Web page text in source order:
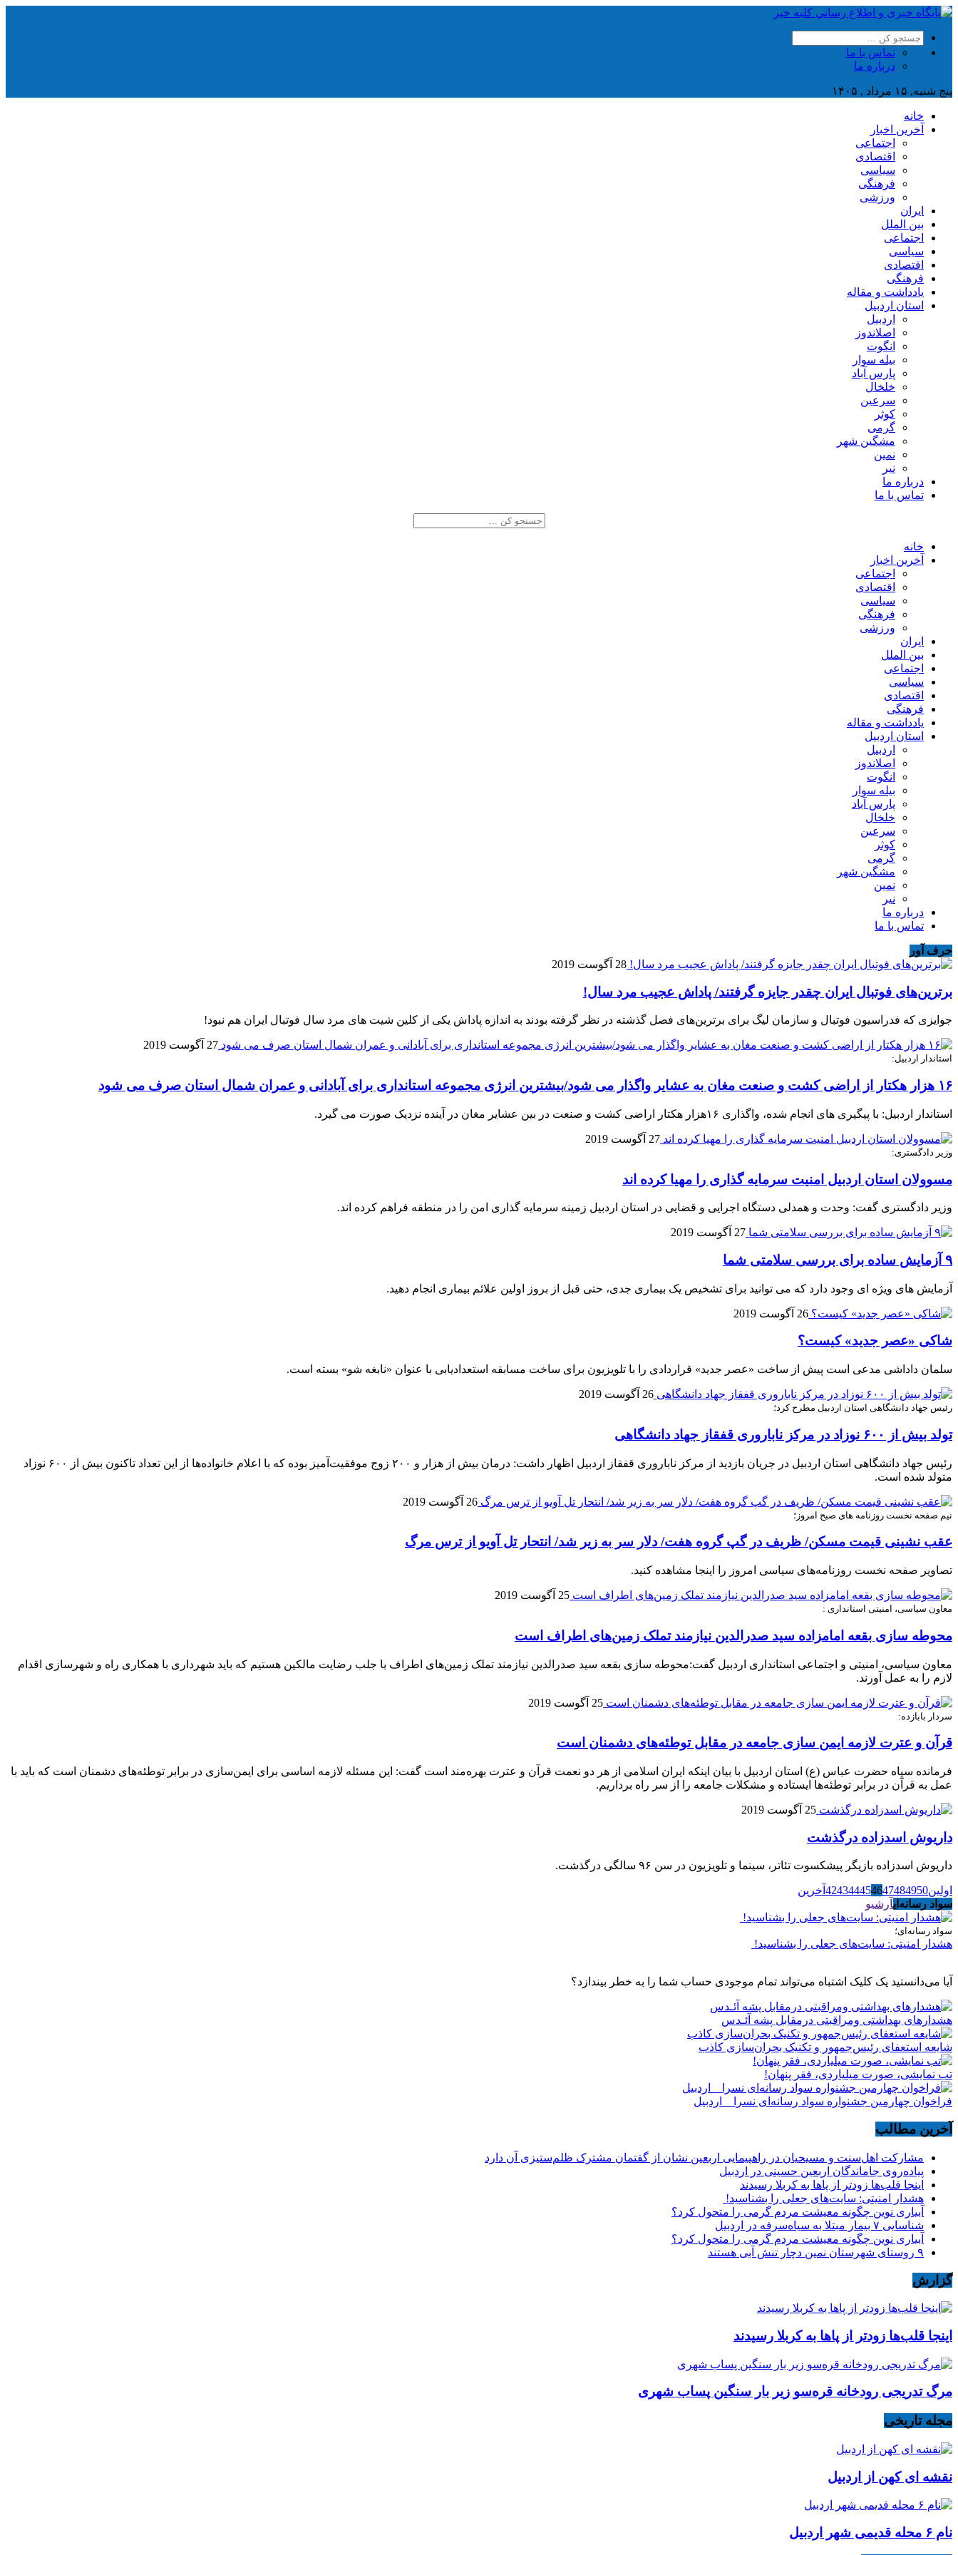
تماس با ما
درباره ما
پنج شنبه, ۱۵ مرداد , ۱۴۰۵
خانه
آخرین اخبار
اجتماعی
اقتصادی
سیاسی
فرهنگی
ورزشی
ایران
بین الملل
اجتماعی
سیاسی
اقتصادی
فرهنگی
یادداشت و مقاله
استان اردبیل
اردبیل
اصلاندوز
انگوت
بیله سوار
پارس آباد
خلخال
سرعین
کوثر
گرمی
مشگین شهر
نمین
نیر
درباره ما
تماس با ما
خانه
آخرین اخبار
اجتماعی
اقتصادی
سیاسی
فرهنگی
ورزشی
ایران
بین الملل
اجتماعی
سیاسی
اقتصادی
فرهنگی
یادداشت و مقاله
استان اردبیل
اردبیل
اصلاندوز
انگوت
بیله سوار
پارس آباد
خلخال
سرعین
کوثر
گرمی
مشگین شهر
نمین
نیر
درباره ما
تماس با ما
حرف آور
28 آگوست 2019
برترین‌های فوتبال ایران چقدر جایزه گرفتند/ پاداش عجیب مرد سال!
جوایزی که فدراسیون فوتبال و سازمان لیگ برای برترین‌های فصل گذشته در نظر گرفته بودند به اندازه پاداش یکی از کلین شیت های مرد سال فوتبال ایران هم نبود!
27 آگوست 2019
استاندار اردبیل:
۱۶ هزار هکتار از اراضی کشت و صنعت مغان به عشایر واگذار می شود/بیشترین انرژی مجموعه استانداری برای آبادانی و عمران شمال استان صرف می شود
استاندار اردبیل: با پیگیری های انجام شده، واگذاری ۱۶هزار هکتار اراضی کشت و صنعت در بین عشایر مغان در آینده نزدیک صورت می گیرد.
27 آگوست 2019
وزیر دادگستری:
مسوولان استان اردبیل امنیت سرمایه گذاری را مهیا کرده اند
وزیر دادگستری گفت: وحدت و همدلی دستگاه اجرایی و قضایی در استان اردبیل زمینه سرمایه گذاری امن را در منطقه فراهم کرده اند.
27 آگوست 2019
۹ آزمایش ساده برای بررسی سلامتی شما
آزمایش های ویژه ای وجود دارد که می توانید برای تشخیص یک بیماری جدی، حتی قبل از بروز اولین علائم بیماری انجام دهید.
26 آگوست 2019
شاکی «عصر جدید» کیست؟
سلمان داداشی مدعی است پیش از ساخت «عصر جدید» قراردادی را با تلویزیون برای ساخت مسابقه استعدادیابی با عنوان «نابغه شو» بسته‌ است.
26 آگوست 2019
رئیس جهاد دانشگاهی استان اردبیل مطرح کرد؛
تولد بیش از ۶۰۰ نوزاد در مرکز ناباروری قفقاز جهاد دانشگاهی
رئیس جهاد دانشگاهی استان اردبیل در جریان بازدید از مرکز ناباروری قفقاز اردبیل اظهار داشت: درمان بیش از هزار و ۲۰۰ زوج موفقیت‌آمیز بوده که با اعلام خانواده‌ها از این تعداد تاکنون بیش از ۶۰۰ نوزاد
متولد شده است.
26 آگوست 2019
نیم صفحه نخست روزنامه های صبح امروز؛
عقب نشینی قیمت مسکن/ ظریف در گپ گروه هفت/ دلار سر به زیر شد/ انتحار تل آویو از ترس مرگ
تصاویر صفحه نخست روزنامه‌های سیاسی امروز را اینجا مشاهده کنید.
25 آگوست 2019
معاون سیاسی، امنیتی استانداری :
محوطه سازی بقعه امامزاده سید صدرالدین نیازمند تملک زمین‌های اطراف است
معاون سیاسی، امنیتی و اجتماعی استانداری اردبیل گفت:محوطه سازی بقعه سید صدرالدین نیازمند تملک زمین‌های اطراف با جلب رضایت مالکین هستیم که باید شهرداری با همکاری راه و شهرسازی اقدام
لازم را به عمل آورند.
25 آگوست 2019
سردار بابازده:
قرآن و عترت لازمه ایمن سازی جامعه در مقابل توطئه‌های دشمنان است
فرمانده سپاه حضرت عباس (ع) استان اردبیل با بیان اینکه ایران اسلامی از هر دو نعمت قرآن و عترت بهره‌مند است گفت: این مسئله لازمه اساسی برای ایمن‌سازی در برابر توطئه‌های دشمنان است که باید با
عمل به قرآن در برابر توطئه‌ها ایستاده و مشکلات جامعه را از سر راه برداریم.
25 آگوست 2019
داریوش اسدزاده درگذشت
داریوش اسدزاده بازیگر پیشکسوت تئاتر، سینما و تلویزیون در سن ۹۶ سالگی درگذشت.
اولین 424344454647484950
آخرین
سواد رسانه‌ایآرشیو
سواد رسانه‌ای؛
هشدار امنیتی: سایت‌های جعلی را بشناسید!
آیا می‌دانستید یک کلیک اشتباه می‌تواند تمام موجودی حساب شما را به خطر بیندازد؟
هشدارهاى بهداشتى ومراقبتى درمقابل پشه آئـدس
شایعه استعفای رئیس‌جمهور و تکنیک بحران‌سازی کاذب
تب نمایشی، صورت میلیاردی، فقر پنهان!
فراخوان چهارمین جشنواره سواد رسانه‌ای نسرا _ اردبیل
آخرین مطالب
مشارکت اهل‌سنت و مسیحیان در راهپیمایی اربعین نشان از گفتمان مشترک ظلم‌ستیزی آن دارد
پیاده‌روی جاماندگان اربعین حسینی در اردبیل
اینجا قلب‌ها زودتر از پاها به کربلا رسیدند
هشدار امنیتی: سایت‌های جعلی را بشناسید!
آبیاری نوین چگونه معیشت مردم گرمی را متحول کرد؟
شناسایی ۷ بیمار مبتلا به سیاه‌سرفه در اردبیل
آبیاری نوین چگونه معیشت مردم گرمی را متحول کرد؟
۹ روستای شهرستان نمین دچار تنش آبی هستند
گزارش
اینجا قلب‌ها زودتر از پاها به کربلا رسیدند
مرگ تدریجی رودخانه قره‌سو زیر بار سنگین پساب شهری
مجله تاریخی
نقشه ای کهن از اردبیل
نام ۶ محله قدیمی شهر اردبیل